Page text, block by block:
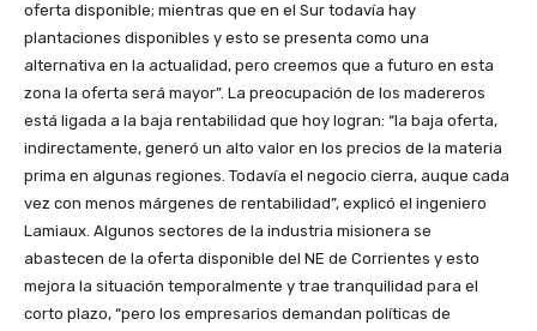
oferta disponible; mientras que en el Sur todavía hay
plantaciones disponibles y esto se presenta como una
alternativa en la actualidad, pero creemos que a futuro en esta
zona la oferta será mayor”. La preocupación de los madereros
está ligada a la baja rentabilidad que hoy logran: “la baja oferta,
indirectamente, generó un alto valor en los precios de la materia
prima en algunas regiones. Todavía el negocio cierra, auque cada
vez con menos márgenes de rentabilidad”, explicó el ingeniero
Lamiaux. Algunos sectores de la industria misionera se
abastecen de la oferta disponible del NE de Corrientes y esto
mejora la situación temporalmente y trae tranquilidad para el
corto plazo, “pero los empresarios demandan políticas de